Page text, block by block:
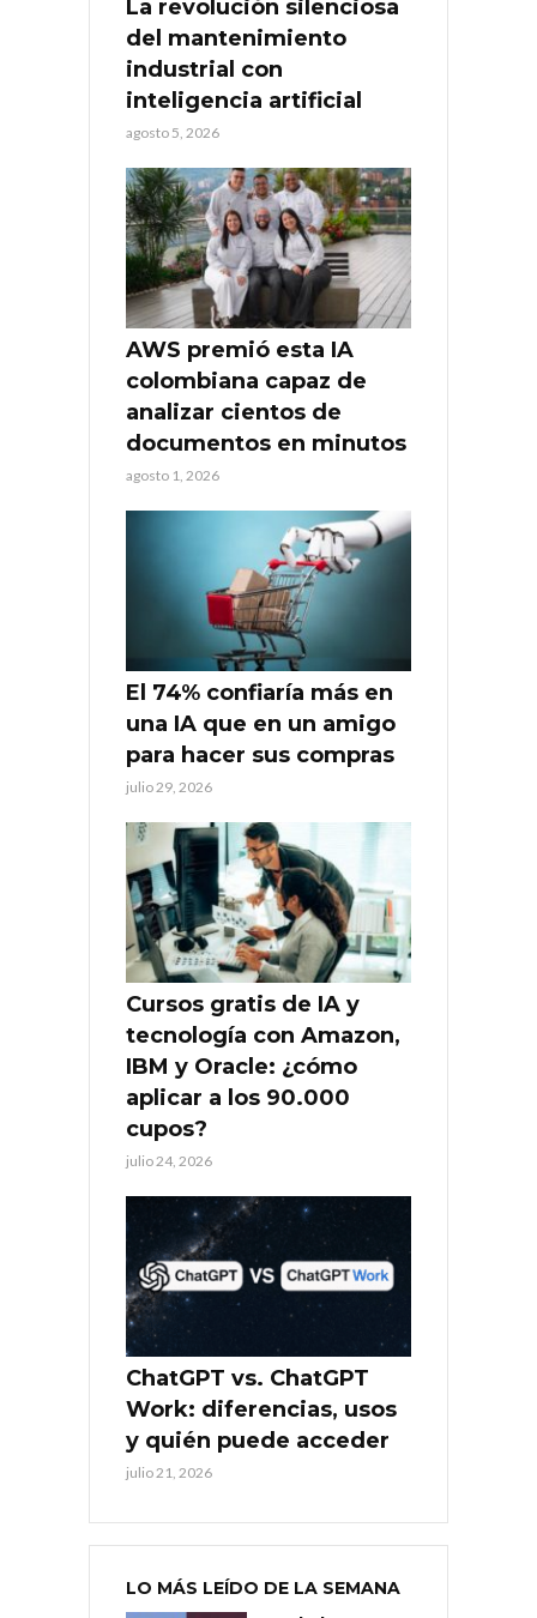
La revolución silenciosa
del mantenimiento
industrial con
inteligencia artificial
agosto 5, 2026
AWS premió esta IA
colombiana capaz de
analizar cientos de
documentos en minutos
agosto 1, 2026
El 74% confiaría más en
una IA que en un amigo
para hacer sus compras
julio 29, 2026
Cursos gratis de IA y
tecnología con Amazon,
IBM y Oracle: ¿cómo
aplicar a los 90.000
cupos?
julio 24, 2026
ChatGPT vs. ChatGPT
Work: diferencias, usos
y quién puede acceder
julio 21, 2026
LO MÁS LEÍDO DE LA SEMANA